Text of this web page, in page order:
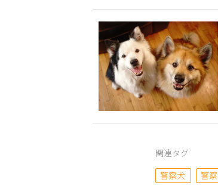
関連タグ
警察犬
警察